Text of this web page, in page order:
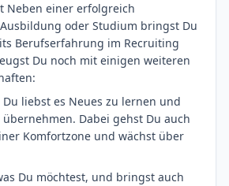
Neben einer erfolgreich
oder Studium bringst Du
Berufserfahrung im Recruiting
Du noch mit einigen weiteren
liebst es Neues zu lernen und
Dabei gehst Du auch
Komfortzone und wächst über
Du möchtest, und bringst auch